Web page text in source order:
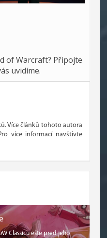
of Warcraft? Připojte
uvidíme.
Více článků tohoto autora
více informací navštivte
Classicu ešte pred jeho